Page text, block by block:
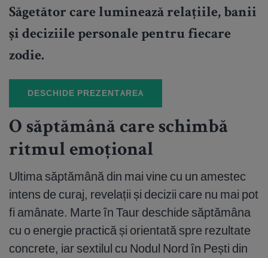
Săgetător care luminează relațiile, banii
și deciziile personale pentru fiecare
zodie.
DESCHIDE PREZENTAREA
O săptămână care schimbă
ritmul emoțional
Ultima săptămână din mai vine cu un amestec
intens de curaj, revelații și decizii care nu mai pot
fi amânate. Marte în Taur deschide săptămâna
cu o energie practică și orientată spre rezultate
concrete, iar sextilul cu Nodul Nord în Pești din